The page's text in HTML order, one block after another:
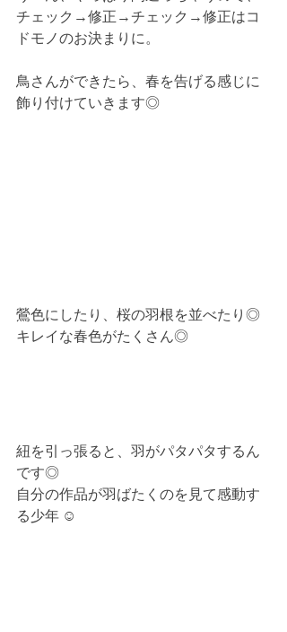
チェック→修正→チェック→修正はコ
ドモノのお決まりに。
鳥さんができたら、春を告げる感じに
飾り付けていきます◎
鶯色にしたり、桜の羽根を並べたり◎
キレイな春色がたくさん◎
紐を引っ張ると、羽がパタパタするん
です◎
自分の作品が羽ばたくのを見て感動す
る少年 ☺︎